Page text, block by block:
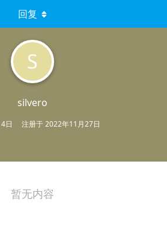
S
silvero
日 注册于2022年11月27日
回复
暂无内容